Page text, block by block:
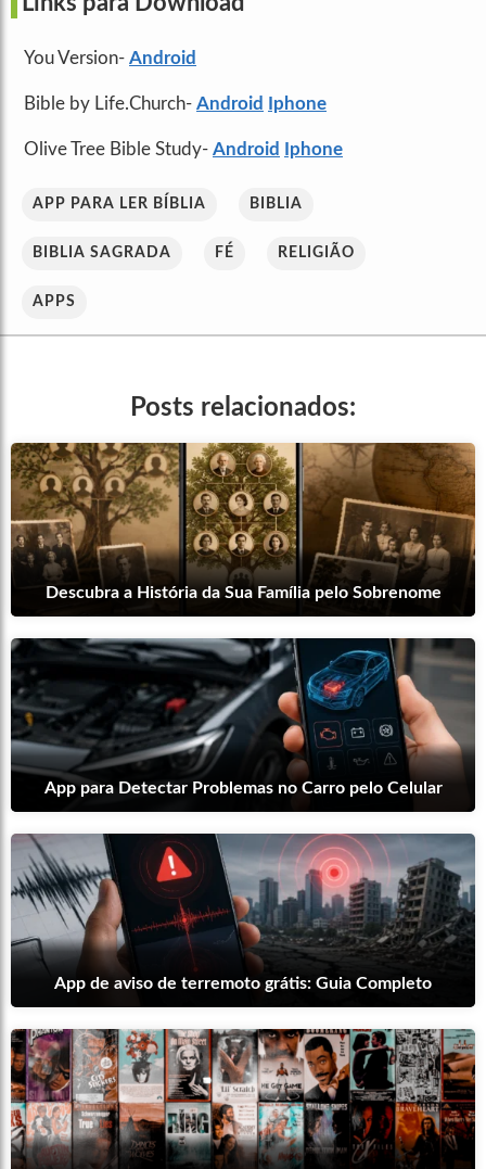
You Version- Android
Bible by Life.Church- Android Iphone
Olive Tree Bible Study- Android Iphone
APP PARA LER BÍBLIA BIBLIA
BIBLIA SAGRADA FÉ RELIGIÃO
APPS
Posts relacionados:
Descubra a História da Sua Família pelo Sobrenome
App para Detectar Problemas no Carro pelo Celular
App de aviso de terremoto grátis: Guia Completo